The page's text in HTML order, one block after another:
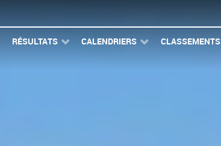
RÉSULTATS CALENDRIERS CLASSEMENTS